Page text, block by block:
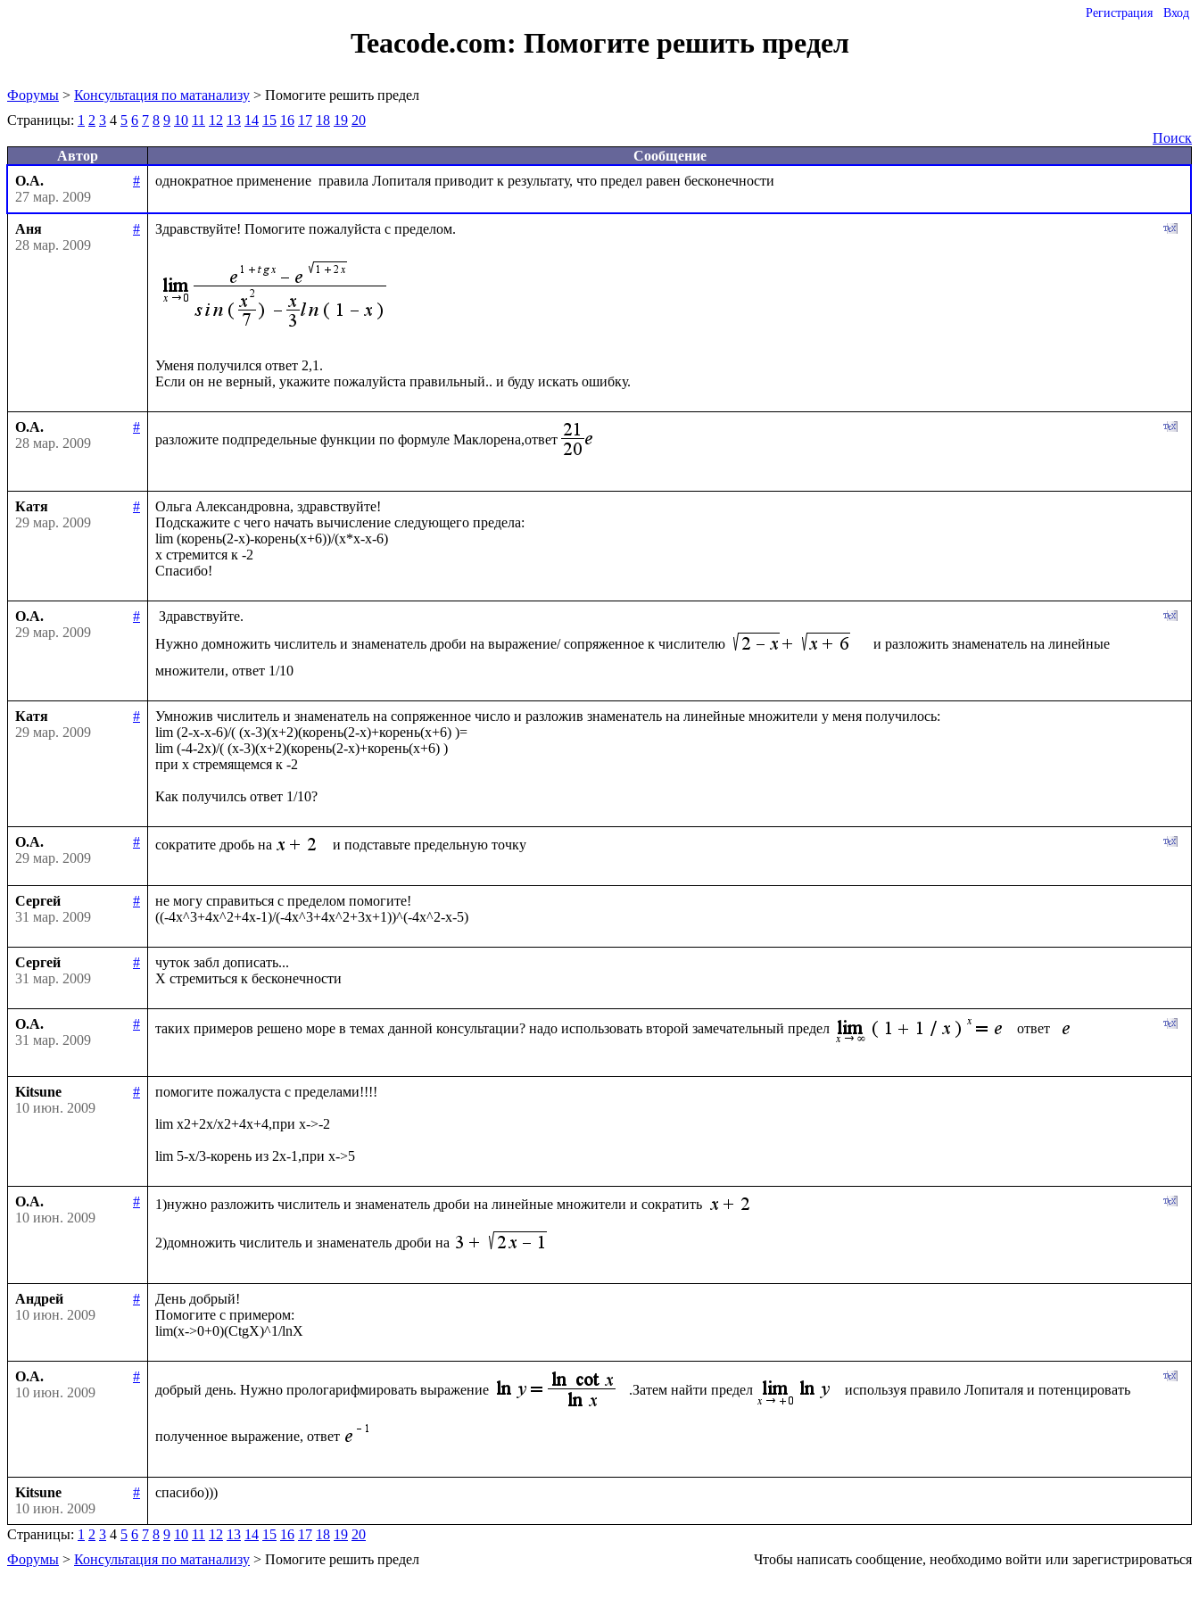
Регистрация Вход
Teacode.com: Помогите решить предел
Форумы > Консультация по матанализу > Помогите решить предел
Страницы: 1 2 3 4 5 6 7 8 9 10 11 12 13 14 15 16 17 18 19 20
Поиск
Автор
Сообщение
О.А.
#
27 мар. 2009
Аня
#
28 мар. 2009
Здравствуйте! Помогите пожалуйста с пределом.
Уменя получился ответ 2,1.
О.А.
#
28 мар. 2009
разложите подпредельные функции по формуле Маклорена,ответ
Катя
#
29 мар. 2009
Ольга Александровна, здравствуйте!
Подскажите с чего начать вычисление следующего предела:
lim (корень(2-x)-корень(x+6))/(x*x-x-6)
x стремится к -2
О.А.
#
29 мар. 2009
Нужно домножить числитель и знаменатель дроби на выражение/ сопряженное к числителю
  и разложить знаменатель на линейные
Катя
#
29 мар. 2009
Умножив числитель и знаменатель на сопряженное число и разложив знаменатель на линейные множители у меня получилось:
lim (2-x-x-6)/( (x-3)(x+2)(корень(2-x)+корень(x+6) )=
lim (-4-2x)/( (x-3)(x+2)(корень(2-x)+корень(x+6) )
при x стремящемся к -2
О.А.
#
29 мар. 2009
сократите дробь на
Сергей
#
31 мар. 2009
не могу справиться с пределом помогите!
Сергей
#
31 мар. 2009
чуток забл дописать...
О.А.
#
31 мар. 2009
таких примеров решено море в темах данной консультации? надо использовать второй замечательный предел ответ
Kitsune
#
10 июн. 2009
помогите пожалуста с пределами!!!!
lim x2+2x/x2+4x+4,при x->-2
О.А.
#
10 июн. 2009
1)нужно разложить числитель и знаменатель дроби на линейные множители и сократить
2)домножить числитель и знаменатель дроби на
Андрей
#
10 июн. 2009
День добрый!
Помогите с примером:
О.А.
#
10 июн. 2009
добрый день. Нужно прологарифмировать выражение .Затем найти предел используя правило Лопиталя и потенцировать
полученное выражение, ответ
Kitsune
#
10 июн. 2009
Страницы: 1 2 3 4 5 6 7 8 9 10 11 12 13 14 15 16 17 18 19 20
Форумы > Консультация по матанализу > Помогите решить предел Чтобы написать сообщение, необходимо войти или зарегистрироваться